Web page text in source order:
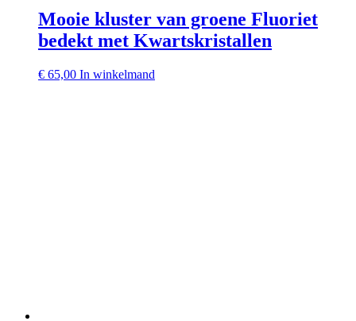
Mooie kluster van groene Fluoriet
bedekt met Kwartskristallen
€ 65,00 In winkelmand